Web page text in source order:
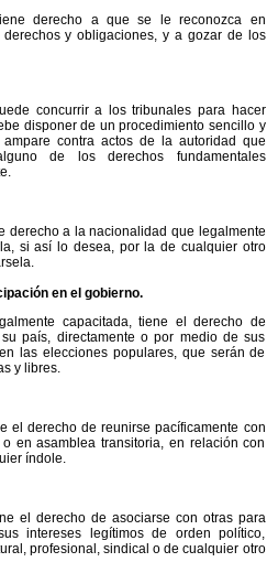
derecho a que se le reconozca en
y obligaciones, y a gozar de los
concurrir a los tribunales para hacer
disponer de un procedimiento sencillo y
contra actos de la autoridad que
de los derechos fundamentales
derecho a la nacionalidad que legalmente
si así lo desea, por la de cualquier otro
en el gobierno.
capacitada, tiene el derecho de
país, directamente o por medio de sus
las elecciones populares, que serán de
y libres.
el derecho de reunirse pacíficamente con
en asamblea transitoria, en relación con
índole.
el derecho de asociarse con otras para
intereses legítimos de orden político,
profesional, sindical o de cualquier otro